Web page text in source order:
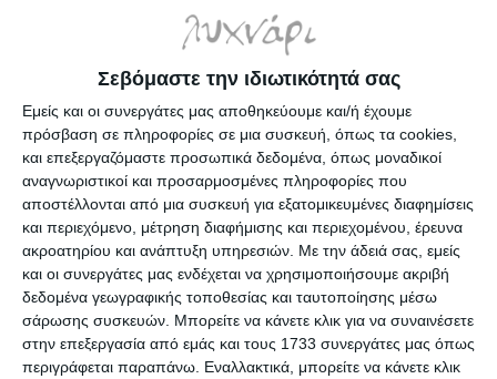
Σεβόμαστε την ιδιωτικότητά σας
Εμείς και οι συνεργάτες μας αποθηκεύουμε και/ή έχουμε
πρόσβαση σε πληροφορίες σε μια συσκευή, όπως τα cookies,
και επεξεργαζόμαστε προσωπικά δεδομένα, όπως μοναδικοί
αναγνωριστικοί και προσαρμοσμένες πληροφορίες που
αποστέλλονται από μια συσκευή για εξατομικευμένες διαφημίσεις
και περιεχόμενο, μέτρηση διαφήμισης και περιεχομένου, έρευνα
ακροατηρίου και ανάπτυξη υπηρεσιών. Με την άδειά σας, εμείς
και οι συνεργάτες μας ενδέχεται να χρησιμοποιήσουμε ακριβή
δεδομένα γεωγραφικής τοποθεσίας και ταυτοποίησης μέσω
σάρωσης συσκευών. Μπορείτε να κάνετε κλικ για να συναινέσετε
στην επεξεργασία από εμάς και τους 1733 συνεργάτες μας όπως
περιγράφεται παραπάνω. Εναλλακτικά, μπορείτε να κάνετε κλικ
Κατασκευαστές
Ενημερωτικό δελτίο
ΠΛΗΡΟΦΟΡΊΕΣ
Ο ΛΟΓΑΡΙΑΣΜΌΣ ΜΟΥ